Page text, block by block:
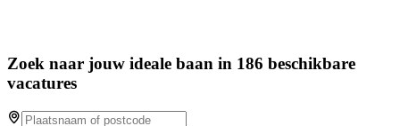
Zoek naar jouw ideale baan in 186 beschikbare
vacatures